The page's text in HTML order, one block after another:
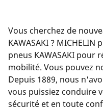
Vous cherchez de
KAWASAKI ?
pneus KAWASAKI pour
mobilité. Vous pouvez
Depuis 1889, nous
vous puissiez conduire
sécurité et en toute